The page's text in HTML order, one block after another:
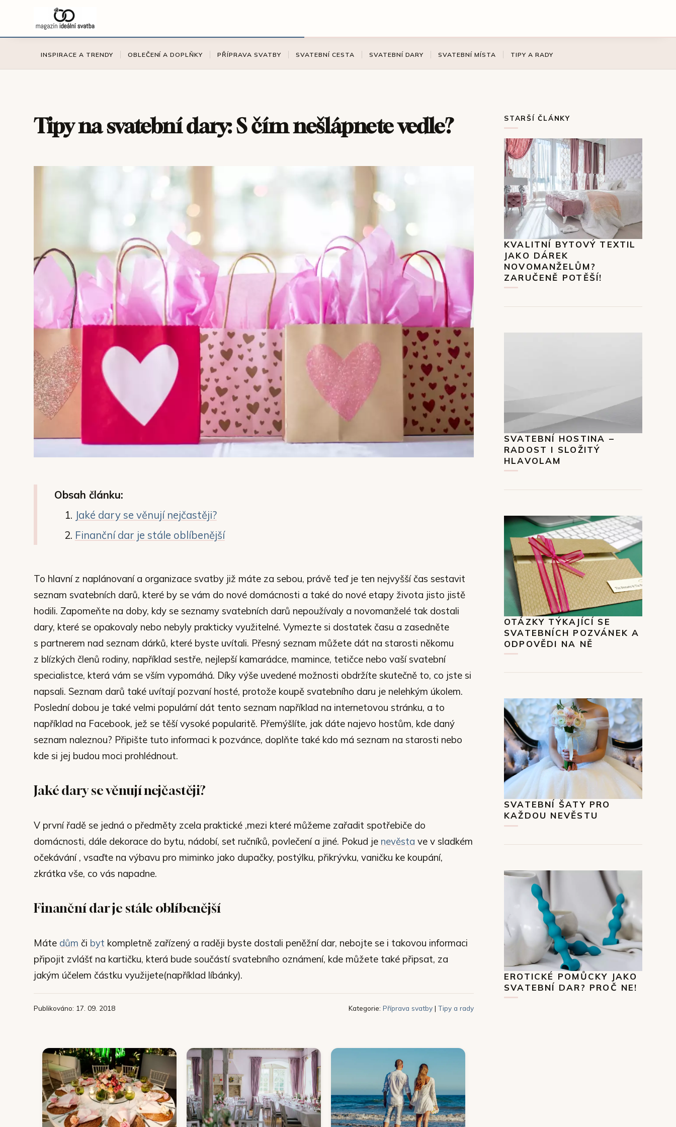
INSPIRACE A TRENDY OBLEČENÍ A DOPLŇKY PŘÍPRAVA SVATBY SVATEBNÍ CESTA SVATEBNÍ DARY SVATEBNÍ MÍSTA TIPY A RADY
Tipy na svatební dary: S čím nešlápnete vedle?
Obsah článku:
Jaké dary se věnují nejčastěji?
Finanční dar je stále oblíbenější
To hlavní z naplánovaní a organizace svatby již máte za sebou, právě teď je ten nejvyšší čas sestavit
seznam svatebních darů, které by se vám do nové domácnosti a také do nové etapy života jisto jistě
hodili. Zapomeňte na doby, kdy se seznamy svatebních darů nepoužívaly a novomanželé tak dostali
dary, které se opakovaly nebo nebyly prakticky využitelné. Vymezte si dostatek času a zasedněte
s partnerem nad seznam dárků, které byste uvítali. Přesný seznam můžete dát na starosti někomu
z blízkých členů rodiny, například sestře, nejlepší kamarádce, mamince, tetičce nebo vaší svatební
specialistce, která vám se vším vypomáhá. Díky výše uvedené možnosti obdržíte skutečně to, co jste si
napsali. Seznam darů také uvítají pozvaní hosté, protože koupě svatebního daru je nelehkým úkolem.
Poslední dobou je také velmi populární dát tento seznam například na internetovou stránku, a to
například na Facebook, jež se těší vysoké popularitě. Přemýšlíte, jak dáte najevo hostům, kde daný
seznam naleznou? Připište tuto informaci k pozvánce, doplňte také kdo má seznam na starosti nebo
kde si jej budou moci prohlédnout.
Jaké dary se věnují nejčastěji?
V první řadě se jedná o předměty zcela praktické ,mezi které můžeme zařadit spotřebiče do
domácnosti, dále dekorace do bytu, nádobí, set ručníků, povlečení a jiné. Pokud je nevěsta ve v sladkém
očekávání , vsaďte na výbavu pro miminko jako dupačky, postýlku, přikrývku, vaničku ke koupání,
zkrátka vše, co vás napadne.
Finanční dar je stále oblíbenější
Máte dům či byt kompletně zařízený a raději byste dostali peněžní dar, nebojte se i takovou informaci
připojit zvlášť na kartičku, která bude součástí svatebního oznámení, kde můžete také připsat, za
jakým účelem částku využijete(například líbánky).
Publikováno: 17. 09. 2018 Kategorie: Příprava svatby | Tipy a rady
STARŠÍ ČLÁNKY
KVALITNÍ BYTOVÝ TEXTIL
JAKO DÁREK
NOVOMANŽELŮM?
ZARUČENĚ POTĚŠÍ!
SVATEBNÍ HOSTINA –
RADOST I SLOŽITÝ
HLAVOLAM
OTÁZKY TÝKAJÍCÍ SE
SVATEBNÍCH POZVÁNEK A
ODPOVĚDI NA NĚ
SVATEBNÍ ŠATY PRO
KAŽDOU NEVĚSTU
EROTICKÉ POMŮCKY JAKO
SVATEBNÍ DAR? PROČ NE!